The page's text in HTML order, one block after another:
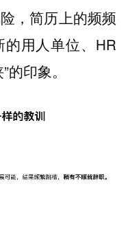
，简历上的频频
用人单位、HR
”的印象。